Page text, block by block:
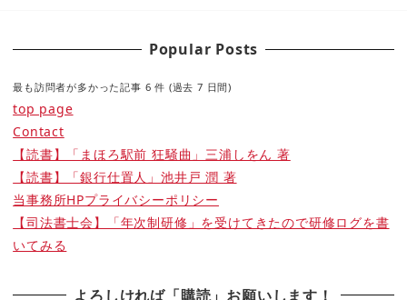
Popular Posts
最も訪問者が多かった記事 6 件 (過去 7 日間)
top page
Contact
【読書】「まほろ駅前 狂騒曲」三浦しをん 著
【読書】「銀行仕置人」池井戸 潤 著
当事務所HPプライバシーポリシー
【司法書士会】「年次制研修」を受けてきたので研修ログを書
いてみる
よろしければ「購読」お願いします！